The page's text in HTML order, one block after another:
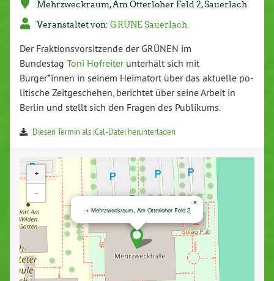
Mehr­zweck­raum, Am Ot­ter­lo­her Feld 2, Sauerlach
Ver­an­stal­tet von:GRÜNE Sauerlach
Der Frak­ti­ons­vor­sit­zen­de der GRÜNEN im
Bundestag Toni Hofreiterunterhält sich mit
Bürger*innen in seinem Heimatort über das aktuelle po­
li­ti­sche Zeit­ge­sche­hen, berichtet über seine Arbeit in
Berlin und stellt sich den Fragen des Publikums.
Diesen Termin als iCal-Da­tei her­un­ter­la­den
×
→ Mehr­zweck­raum, Am Ot­ter­lo­her Feld 2
+
-